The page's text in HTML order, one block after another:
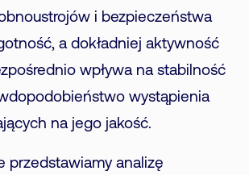
i bezpieczeństwa
a dokładniej aktywność
wpływa na stabilność
wystąpienia
na jego jakość.
przedstawiamy analizę